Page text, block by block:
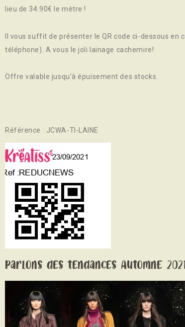
lieu de 34.90€ le mètre !
Il vous suffit de présenter le QR code ci-dessous en
téléphone). A vous le joli lainage cachemire!
Offre valable jusqu’à épuisement des stocks.
Référence : JCWA-TI-LAINE
Parlons des tendances Automne